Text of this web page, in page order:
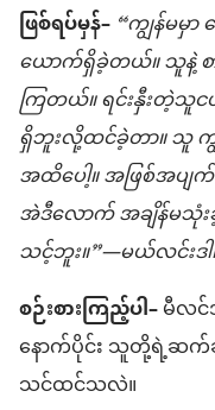
ဖြစ်ရပ်မှန်– “ကျွန်မမှ
ယောက်ရှိခဲ့တယ်။ သူနဲ့ စ
ကြတယ်။ ရင်းနှီးတဲ့သူင
ရှိဘူးလို့ထင်ခဲ့တာ။ သူ ကျွ
အထိပေါ့။ အဖြစ်အပျ
အဲဒီလောက် အချိန်မသုံ
သင့်ဘူး။”—မယ်လင်းဒါ
စဉ်းစားကြည့်ပါ–မီလင်
နောက်ပိုင်း သူတို့ရဲ့ဆ
သင်ထင်သလဲ။